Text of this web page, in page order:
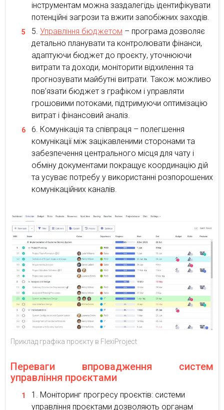
інструментам можна заздалегідь ідентифікувати
потенційні загрози та вжити запобіжних заходів.
Управління бюджетом – програма дозволяє
детально планувати та контролювати фінанси,
адаптуючи бюджет до проєкту, уточнюючи
витрати та доходи, моніторити відхилення та
прогнозувати майбутні витрати. Також можливо
пов’язати бюджет з графіком і управляти
грошовими потоками, підтримуючи оптимізацію
витрат і фінансовий аналіз.
Комунікація та співпраця – полегшення
комунікації між зацікавленими сторонами та
забезпечення центрального місця для чату і
обміну документами покращує координацію дій
та усуває потребу у використанні розпорошених
комунікаційних каналів.
Приклад графіка проєкту в FlexiProject
Переваги впровадження систем
управління проєктами
Моніторинг прогресу проєктів: системи
управління проєктами дозволяють органам